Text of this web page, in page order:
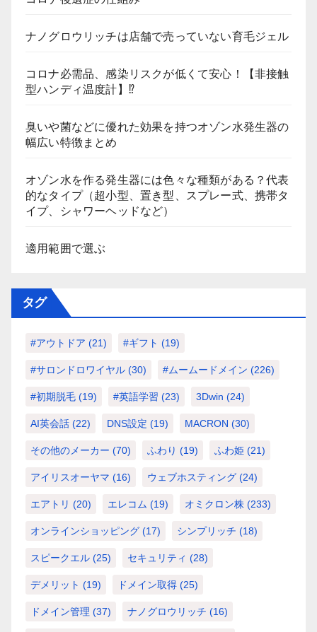
ナノグロウリッチは店舗で売っていない育毛ジェル
コロナ必需品、感染リスクが低くて安心！【非接触
型ハンディ温度計】⁉
臭いや菌などに優れた効果を持つオゾン水発生器の
幅広い特徴まとめ
オゾン水を作る発生器には色々な種類がある？代表
的なタイプ（超小型、置き型、スプレー式、携帯タ
イプ、シャワーヘッドなど）
適用範囲で選ぶ
タグ
#アウトドア (21) #ギフト (19)
#サロンドロワイヤル (30) #ムームードメイン (226)
#初期脱毛 (19) #英語学習 (23) 3Dwin (24)
AI英会話 (22) DNS設定 (19) MACRON (30)
その他のメーカー (70) ふわり (19) ふわ姫 (21)
アイリスオーヤマ (16) ウェブホスティング (24)
エアトリ (20) エレコム (19) オミクロン株 (233)
オンラインショッピング (17) シンプリッチ (18)
スピークエル (25) セキュリティ (28)
デメリット (19) ドメイン取得 (25)
ドメイン管理 (37) ナノグロウリッチ (16)